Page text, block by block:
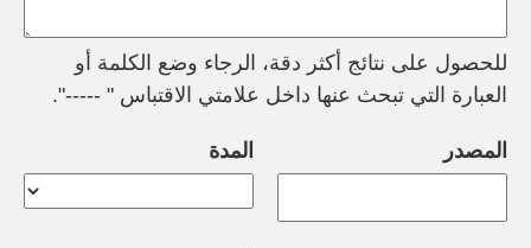
للحصول على نتائج أكثر دقة، الرجاء وضع الكلمة أو
العبارة التي تبحث عنها داخل علامتي الاقتباس " -----".
المصدر المدة